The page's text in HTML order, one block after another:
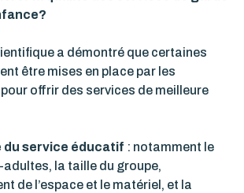
a démontré que certaines
être mises en place par les
offrir des services de meilleure
service éducatif : notamment le
la taille du groupe,
de l’espace et le matériel, et la